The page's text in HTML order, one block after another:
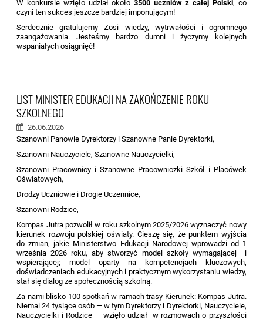
W konkursie wzięło udział około 3500 uczniów z całej Polski, co
czyni ten sukces jeszcze bardziej imponującym!
Serdecznie gratulujemy Zosi wiedzy, wytrwałości i ogromnego
zaangażowania. Jesteśmy bardzo dumni i życzymy kolejnych
wspaniałych osiągnięć!
LIST MINISTER EDUKACJI NA ZAKOŃCZENIE ROKU
SZKOLNEGO
26.06.2026
Szanowni Panowie Dyrektorzy i Szanowne Panie Dyrektorki,
Szanowni Nauczyciele, Szanowne Nauczycielki,
Szanowni Pracownicy i Szanowne Pracowniczki Szkół i Placówek
Oświatowych,
Drodzy Uczniowie i Drogie Uczennice,
Szanowni Rodzice,
Kompas Jutra pozwolił w roku szkolnym 2025/2026 wyznaczyć nowy
kierunek rozwoju polskiej oświaty. Cieszę się, że punktem wyjścia
do zmian, jakie Ministerstwo Edukacji Narodowej wprowadzi od 1
września 2026 roku, aby stworzyć model szkoły wymagającej i
wspierającej; model oparty na kompetencjach kluczowych,
doświadczeniach edukacyjnych i praktycznym wykorzystaniu wiedzy,
stał się dialog ze społecznością szkolną.
Za nami blisko 100 spotkań w ramach trasy Kierunek: Kompas Jutra.
Niemal 24 tysiące osób — w tym Dyrektorzy i Dyrektorki, Nauczyciele,
Nauczycielki i Rodzice — wzięło udział w rozmowach o przyszłości